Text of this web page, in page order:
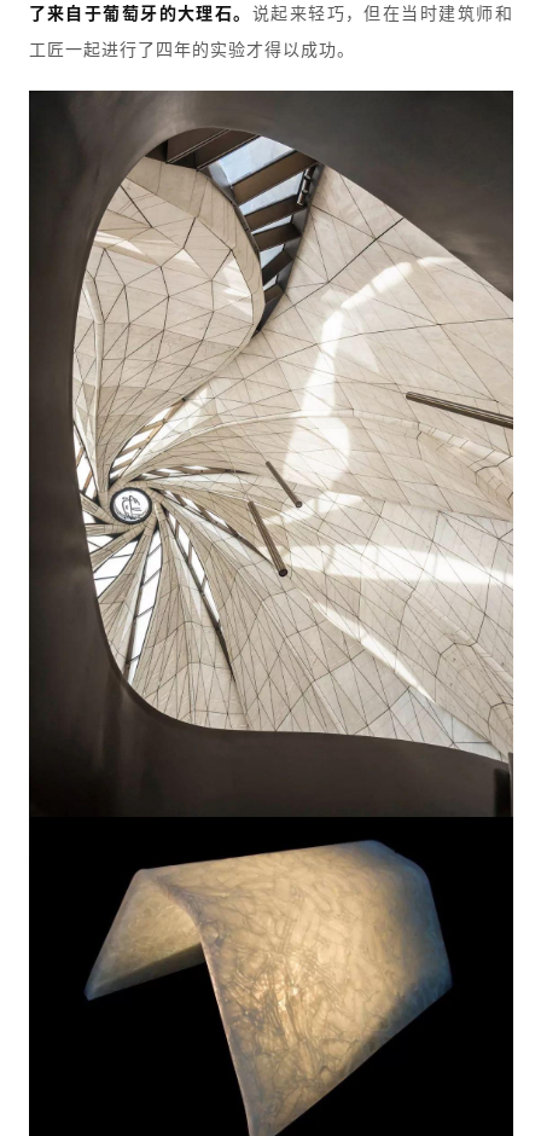
了来自于葡萄牙的大理石。 说起来轻巧，但在当时建筑师和
工匠一起进行了四年的实验才得以成功。